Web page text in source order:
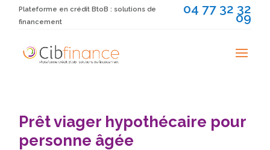
Plateforme en crédit BtoB : solutions de
financement
04 77 32 32
09
Prêt viager hypothécaire pour
personne âgée